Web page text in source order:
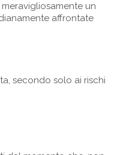
un
affrontate
secondo solo ai rischi